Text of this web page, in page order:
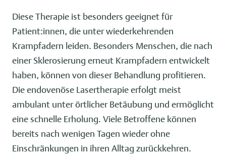
Diese Therapie ist besonders geeignet für
Patient:innen, die unter wiederkehrenden
Krampfadern leiden. Besonders Menschen, die nach
einer Sklerosierung erneut Krampfadern entwickelt
haben, können von dieser Behandlung profitieren.
Die endovenöse Lasertherapie erfolgt meist
ambulant unter örtlicher Betäubung und ermöglicht
eine schnelle Erholung. Viele Betroffene können
bereits nach wenigen Tagen wieder ohne
Einschränkungen in ihren Alltag zurückkehren.